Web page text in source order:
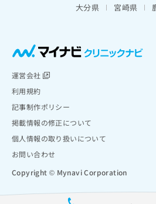
大分県
宮崎県
運営会社
利用規約
記事制作ポリシー
掲載情報の修正について
個人情報の取り扱いについて
お問い合わせ
Copyright © Mynavi Corporation